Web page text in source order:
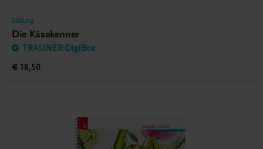
Bildung
Die Käsekenner
TRAUNER-DigiBox
€ 18,50